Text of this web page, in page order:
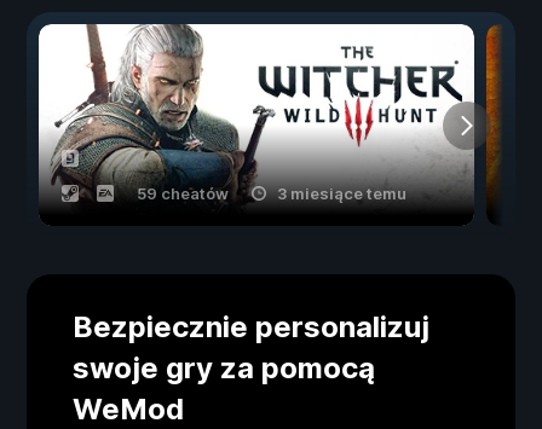
59 cheatów 3 miesiące temu
Bezpiecznie personalizuj
swoje gry za pomocą
WeMod